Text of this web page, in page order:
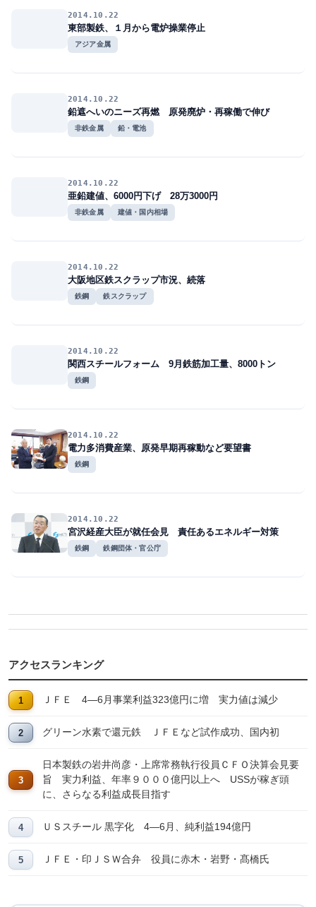
2014.10.22
東部製鉄、１月から電炉操業停止
アジア金属
2014.10.22
鉛遮へいのニーズ再燃 原発廃炉・再稼働で伸び
非鉄金属 鉛・電池
2014.10.22
亜鉛建値、6000円下げ 28万3000円
非鉄金属 建値・国内相場
2014.10.22
大阪地区鉄スクラップ市況、続落
鉄鋼 鉄スクラップ
2014.10.22
関西スチールフォーム 9月鉄筋加工量、8000トン
鉄鋼
2014.10.22
電力多消費産業、原発早期再稼動など要望書
鉄鋼
2014.10.22
宮沢経産大臣が就任会見 責任あるエネルギー対策
鉄鋼 鉄鋼団体・官公庁
アクセスランキング
ＪＦＥ 4―6月事業利益323億円に増 実力値は減少
グリーン水素で還元鉄 ＪＦＥなど試作成功、国内初
日本製鉄の岩井尚彦・上席常務執行役員ＣＦＯ決算会見要
旨 実力利益、年率９０００億円以上へ USSが稼ぎ頭
に、さらなる利益成長目指す
ＵＳスチール 黒字化 4―6月、純利益194億円
ＪＦＥ・印ＪＳＷ合弁 役員に赤木・岩野・髙橋氏